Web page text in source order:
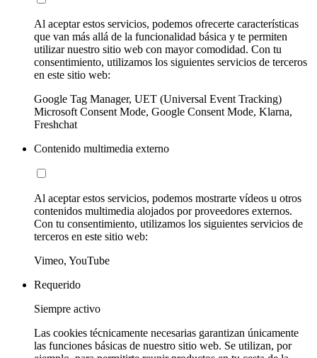
Al aceptar estos servicios, podemos ofrecerte características
que van más allá de la funcionalidad básica y te permiten
utilizar nuestro sitio web con mayor comodidad. Con tu
consentimiento, utilizamos los siguientes servicios de terceros
en este sitio web:
Google Tag Manager, UET (Universal Event Tracking)
Microsoft Consent Mode, Google Consent Mode, Klarna,
Freshchat
Contenido multimedia externo
Al aceptar estos servicios, podemos mostrarte vídeos u otros
contenidos multimedia alojados por proveedores externos.
Con tu consentimiento, utilizamos los siguientes servicios de
terceros en este sitio web:
Vimeo, YouTube
Requerido
Siempre activo
Las cookies técnicamente necesarias garantizan únicamente
las funciones básicas de nuestro sitio web. Se utilizan, por